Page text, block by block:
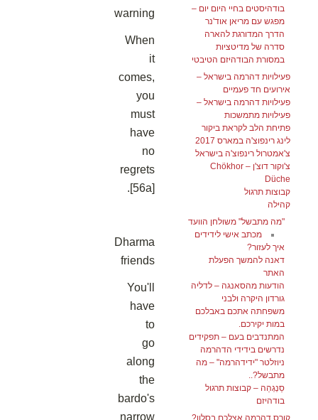
בודהיסטים בחיי היום יום –
מפגש עם מריאן אוד'נר
הדרך המדורגת להארה
סדרה של מדיטציות
במסורת הבודהיזם הטיבטי
פעילויות דהרמה בישראל –
אירועים חד פעמיים
פעילויות דהרמה בישראל –
פעילויות מתמשכות
פתיחת הלב לקראת ביקור
לינג רינפוצ'ה במארס 2017
צ'אמטרול רינפוצ'ה בישראל
צ'וקור דוצ'ן – Chökhor
Düche
קבוצות תרגול
קהילה
"מה מתבשל" משולחן הוועד
מכתב אישי לידידים
איך לעזור?
דאנה להמשך הפעלת
האתר
הודעות מהסאנגה – לדליה
גורדון היקרה ולבני
משפחתה אתכם באבלכם
במות יקירכם.
המתנדבים בעם – תפקידים
נדרשים בידידי הדהרמה
ניוזלטר "ידידהרמה" – מה
מתבשל?..
סַנְגְהַה – קבוצות תרגול
בודהיזם
קורס דהרמה אצלכם בסלון?
warning
When
it
comes,
you
must
have
no
regrets
[56a].
Dharma
friends
You'll
have
to
go
along
the
bardo's
narrow